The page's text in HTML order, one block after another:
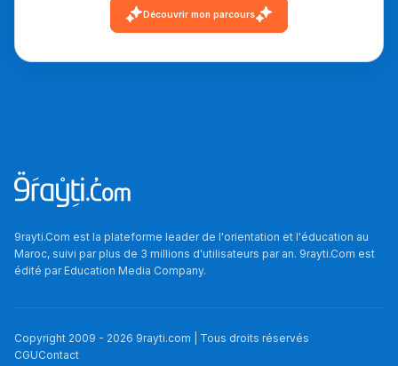
دليل التوجيه
Ki Derti Liha
باش تقدر تساعد الناس
يلقاو التوازن من الدّاخل
ومن الخارج، بشرى
Découvrir mon parcours
9rayti.Com est la plateforme leader de l'orientation et l'éducation au
Maroc, suivi par plus de 3 millions d'utilisateurs par an. 9rayti.Com est
édité parEducation Media Company.
Copyright 2009 - 2026 9rayti.com | Tous droits réservés
CGUContact